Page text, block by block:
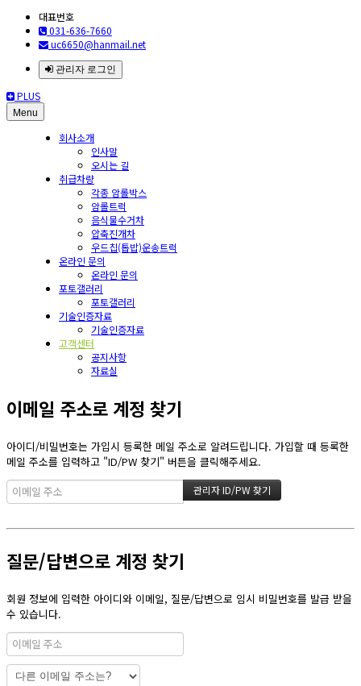
대표번호
031-636-7660
uc6650@hanmail.net
관리자 로그인
PLUS
Menu
회사소개
인사말
오시는 길
취급차량
각종 암롤박스
암롤트럭
음식물수거차
압축진개차
우드칩(톱밥)운송트럭
온라인 문의
온라인 문의
포토갤러리
포토갤러리
기술인증자료
기술인증자료
고객센터
공지사항
자료실
이메일 주소로 계정 찾기
아이디/비밀번호는 가입시 등록한 메일 주소로 알려드립니다. 가입할 때 등록한
메일 주소를 입력하고 "ID/PW 찾기" 버튼을 클릭해주세요.
질문/답변으로 계정 찾기
회원 정보에 입력한 아이디와 이메일, 질문/답변으로 임시 비밀번호를 발급 받을
수 있습니다.